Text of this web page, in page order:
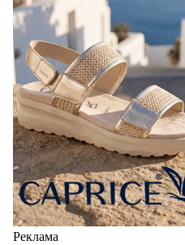
Реклама